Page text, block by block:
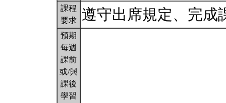
課程
要求
遵守出席規定、完
預期
每週
課前
或/與
課後
學習